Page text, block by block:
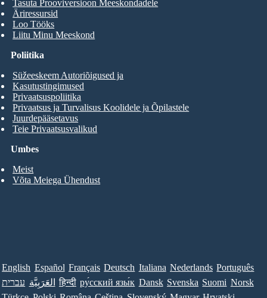
Tasuta Prooviversioon Meeskondadele
Äriressursid
Loo Tööks
Liitu Minu Meeskond
Umbes
Meist
Võta Meiega Ühendust
Poliitika
Süžeeskeem Autoriõigused ja
Kasutustingimused
Privaatsuspoliitika
Privaatsus ja Turvalisus Koolidele ja Õpilastele
Juurdepääsetavus
Teie Privaatsusvalikud
English Español Français Deutsch Italiana Nederlands Português
עברית العَرَبِيَّة हिन्दी ру́сский язы́к Dansk Svenska Suomi Norsk